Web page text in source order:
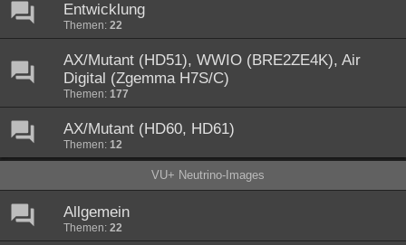
Entwicklung
Themen: 22
AX/Mutant (HD51), WWIO (BRE2ZE4K), Air
Digital (Zgemma H7S/C)
Themen: 177
AX/Mutant (HD60, HD61)
Themen: 12
VU+ Neutrino-Images
Allgemein
Themen: 22